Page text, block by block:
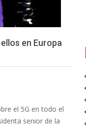
en Europa
el 5G en todo el
senior de la